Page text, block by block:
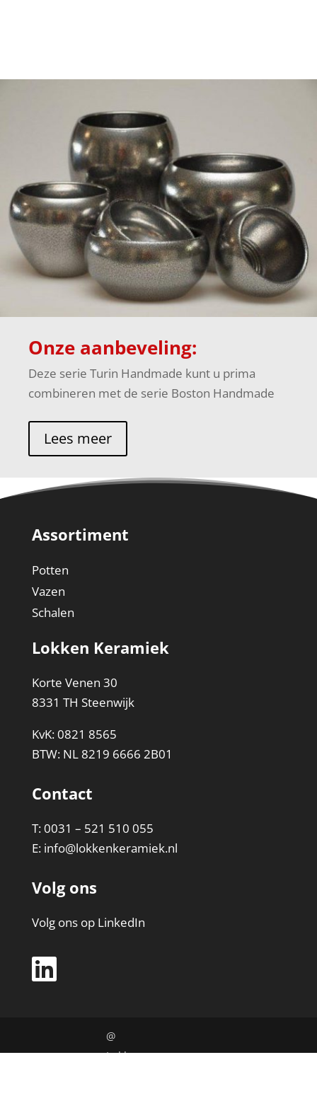
Onze aanbeveling:
Deze serie Turin Handmade kunt u prima
combineren met de serie Boston Handmade
Lees meer
Assortiment
Potten
Vazen
Schalen
Lokken Keramiek
Korte Venen 30
8331 TH Steenwijk
KvK: 0821 8565
BTW: NL 8219 6666 2B01
Contact
T: 0031 – 521 510 055
E: info@lokkenkeramiek.nl
Volg ons
Volg ons op LinkedIn
@
Lokken